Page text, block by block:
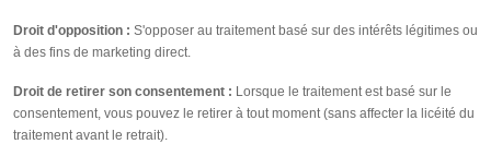
Droit d'opposition : S'opposer au traitement basé sur des intérêts légitimes ou
à des fins de marketing direct.
Droit de retirer son consentement : Lorsque le traitement est basé sur le
consentement, vous pouvez le retirer à tout moment (sans affecter la licéité du
traitement avant le retrait).